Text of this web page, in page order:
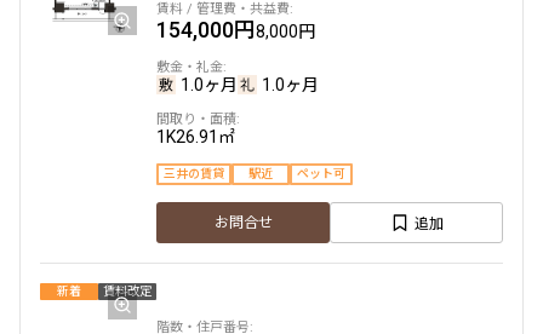
154,000円8,000円
1.0ヶ月 1.0ヶ月
1K26.91㎡
三井の賃貸 駅近 ペット可
お問合せ 追加
新着 賃料改定